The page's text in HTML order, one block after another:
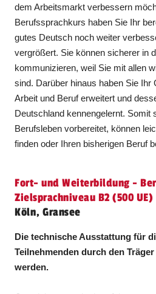
dem Arbeitsmarkt verbessern
Berufssprachkurs haben Sie Ihr
gutes Deutsch noch weiter
vergrößert. Sie können sicherer in
kommunizieren, weil Sie mit allen
sind. Darüber hinaus haben Sie
Arbeit und Beruf erweitert und
Deutschland kennengelernt. Somit
Berufsleben vorbereitet, können
finden oder Ihren bisherigen Beruf
Fort- und Weiterbildung -
Zielsprachniveau B2 (500
Köln, Gransee
Die technische Ausstattung für
Teilnehmenden durch den
werden.